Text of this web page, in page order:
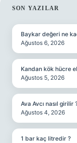
SON YAZILAR
Baykar değeri ne
Ağustos 6, 2026
Kandan kök hücre
Ağustos 5, 2026
Ava Avcı nasıl girilir
Ağustos 4, 2026
1 bar kaç litredir ?